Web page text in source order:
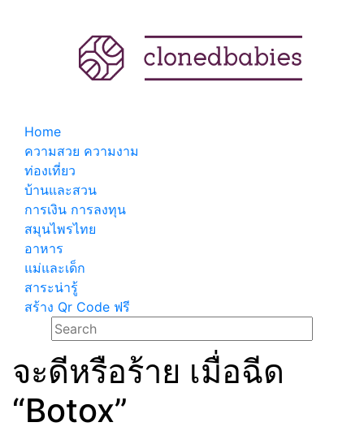
Home
ความสวย ความงาม
ท่องเที่ยว
บ้านและสวน
การเงิน การลงทุน
สมุนไพรไทย
อาหาร
แม่และเด็ก
สาระน่ารู้
สร้าง Qr Code ฟรี
จะดีหรือร้าย เมื่อฉีด
“Botox”